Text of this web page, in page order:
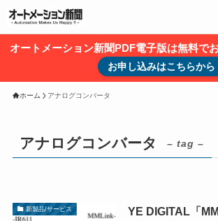
オートメーション新聞PDF電子版は無料で
お申し込みはこちらから
ホーム アナログコンバータ
アナログコンバータ – tag –
新製品/サービス
YE DIGITAL「